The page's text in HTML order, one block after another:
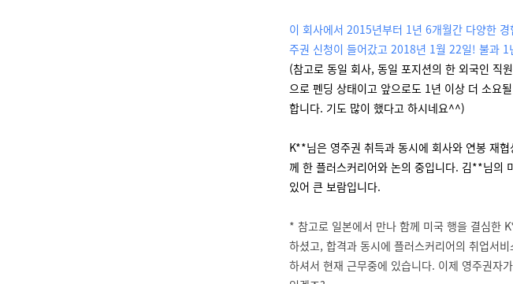
이 회사에서 2015년부터 1년 6개월간 다양한
주권 신청이 들어갔고 2018년 1월 22일! 불과 1
(참고로 동일 회사, 동일 포지션의 한 외국인 직
으로 펜딩 상태이고 앞으로도 1년 이상 더 소요
합니다. 기도 많이 했다고 하시네요^^)
K**님은 영주권 취득과 동시에 회사와 연봉 재
께 한 플러스커리어와 논의 중입니다. 김**님의
있어 큰 보람입니다.
* 참고로 일본에서 만나 함께 미국 행을 결심한
하셨고, 합격과 동시에 플러스커리어의 취업서
하셔서 현재 근무중에 있습니다. 이제 영주권자